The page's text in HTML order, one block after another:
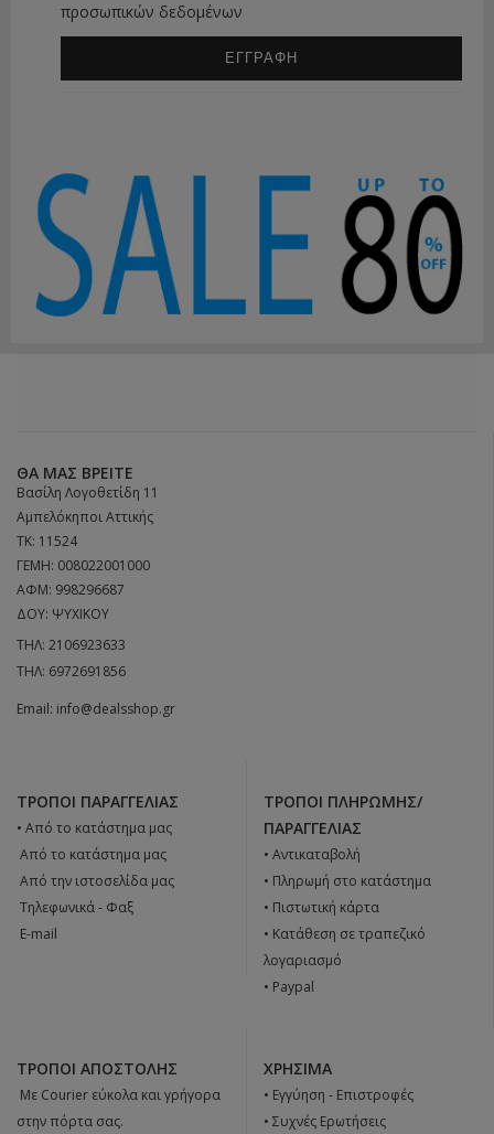
προσωπικών δεδομένων
ΕΓΓΡΑΦΗ
ΘΑ ΜΑΣ ΒΡΕΊΤΕ
Βασίλη Λογοθετίδη 11
Αμπελόκηποι Αττικής
ΤΚ: 11524
ΓΕΜΗ: 008022001000
ΑΦΜ: 998296687
ΔΟΥ: ΨΥΧΙΚΟΥ
ΤΗΛ: 2106923633
ΤΗΛ: 6972691856
Email: info@dealsshop.gr
ΤΡΌΠΟΙ ΠΑΡΑΓΓΕΛΊΑΣ
• Από το κατάστημα μας
 Από το κατάστημα μας
 Από την ιστοσελίδα μας
 Tηλεφωνικά - Φαξ
 E-mail
ΤΡΌΠΟΙ ΠΛΗΡΩΜΉΣ/
ΠΑΡΑΓΓΕΛΊΑΣ
• Αντικαταβολή
• Πληρωμή στο κατάστημα
• Πιστωτική κάρτα
• Κατάθεση σε τραπεζικό
λογαριασμό
• Paypal
ΤΡΌΠΟΙ ΑΠΟΣΤΟΛΉΣ
 Με Courier εύκολα και γρήγορα
στην πόρτα σας.
ΧΡΉΣΙΜΑ
• Εγγύηση - Επιστροφές
• Συχνές Ερωτήσεις